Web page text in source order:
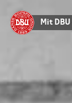
Mit DBU